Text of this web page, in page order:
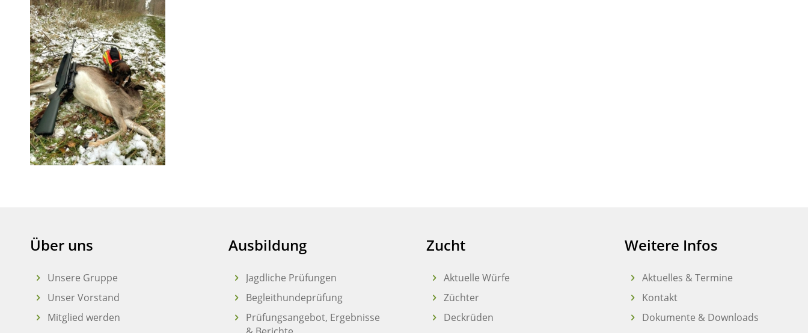
Über uns
Unsere Gruppe
Unser Vorstand
Mitglied werden
Ausbildung
Jagdliche Prüfungen
Begleithundeprüfung
Prüfungsangebot, Ergebnisse
Zucht
Aktuelle Würfe
Züchter
Deckrüden
Weitere Infos
Aktuelles & Termine
Kontakt
Dokumente & Downloads